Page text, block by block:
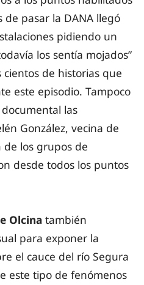
de pasar la DANA llegó
pidiendo un
los sentía mojados”
de historias que
este episodio. Tampoco
las
González, vecina de
los grupos de
desde todos los puntos
Olcina también
para exponer la
el cauce del río Segura
este tipo de fenómenos